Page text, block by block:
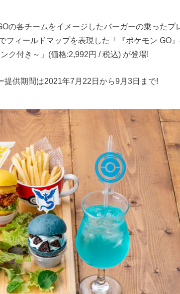
の各チームをイメージしたバーガーの乗ったプ
フィールドマップを表現した「『ポケモン GO
ク付き～」(価格:2,992円 / 税込) が登場!
供期間は2021年7月22日から9月3日まで!